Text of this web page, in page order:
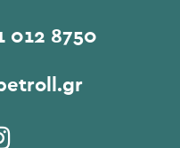
012 8750